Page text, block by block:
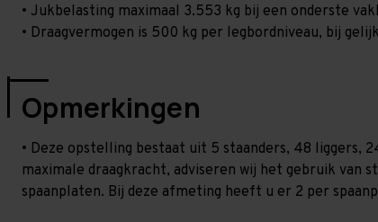
• Jukbelasting maximaal 3.553 kg bij een onderste
• Draagvermogen is 500 kg per legbordniveau, bij
Opmerkingen
• Deze opstelling bestaat uit 5 staanders, 48 liggers,
maximale draagkracht, adviseren wij het gebruik van
spaanplaten. Bij deze afmeting heeft u er 2 per